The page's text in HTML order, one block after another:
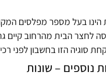
הינו בעל מספר מפלסים
לחצר הבית מהרחוב
סוגיה הזו בחשבון לפני
נוספים – שונות